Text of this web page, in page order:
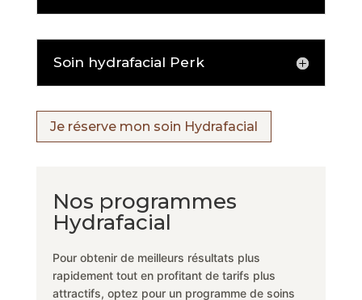
Soin hydrafacial Perk
Je réserve mon soin Hydrafacial
Nos programmes
Hydrafacial
Pour obtenir de meilleurs résultats plus
rapidement tout en profitant de tarifs plus
attractifs, optez pour un programme de soins